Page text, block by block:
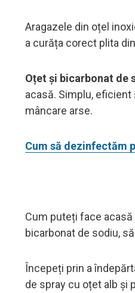
Aragazele din oțel
a curăța corect plita
Oțet și bicarbonat de
acasă. Simplu,
mâncare arse.
Cum să dezinfectăm
Cum puteți face
bicarbonat de sodiu,
Începeți prin a
de spray cu oțet alb și